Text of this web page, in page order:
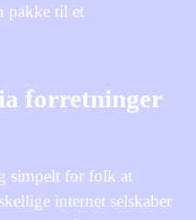
pakke til et
forretninger
simpelt for folk at
internet selskaber